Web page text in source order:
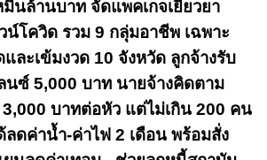
นล้านบาท จัดแพคเกจเยียวยา
น์โควิด รวม 9 กลุ่มอาชีพ เฉพาะ
ละเข้มงวด 10 จังหวัด ลูกจ้างรับ
นซ์ 5,000 บาท นายจ้างคิดตาม
บาทต่อหัว แต่ไม่เกิน 200 คน
ลดค่าน้ำ-ค่าไฟ 2 เดือน พร้อมสั่ง